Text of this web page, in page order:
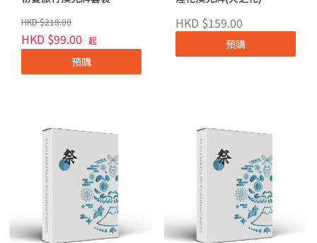
HKD $218.00
HKD $99.00 起
預購
HKD $159.00
預購